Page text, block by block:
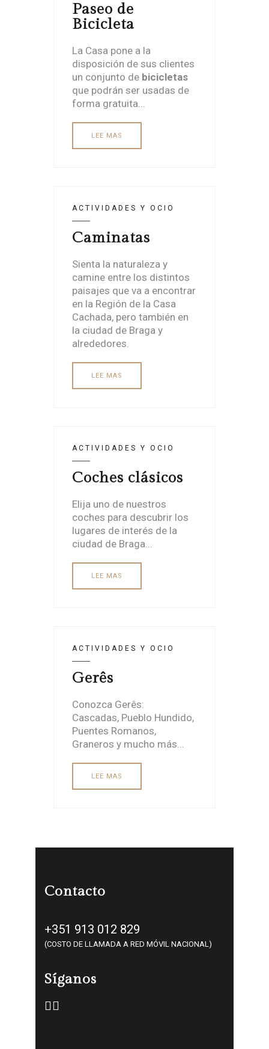
Paseo de
Bicicleta
La Casa pone a la
disposición de sus clientes
un conjunto de bicicletas
que podrán ser usadas de
forma gratuita...
LEE MAS
ACTIVIDADES Y OCIO
Caminatas
Sienta la naturaleza y
camine entre los distintos
paisajes que va a encontrar
en la Región de la Casa
Cachada, pero también en
la ciudad de Braga y
alrededores.
LEE MAS
ACTIVIDADES Y OCIO
Coches clásicos
Elija uno de nuestros
coches para descubrir los
lugares de interés de la
ciudad de Braga...
LEE MAS
ACTIVIDADES Y OCIO
Gerês
Conozca Gerês:
Cascadas, Pueblo Hundido,
Puentes Romanos,
Graneros y mucho más...
LEE MAS
Contacto
+351 913 012 829
(COSTO DE LLAMADA A RED MÓVIL NACIONAL)
Síganos